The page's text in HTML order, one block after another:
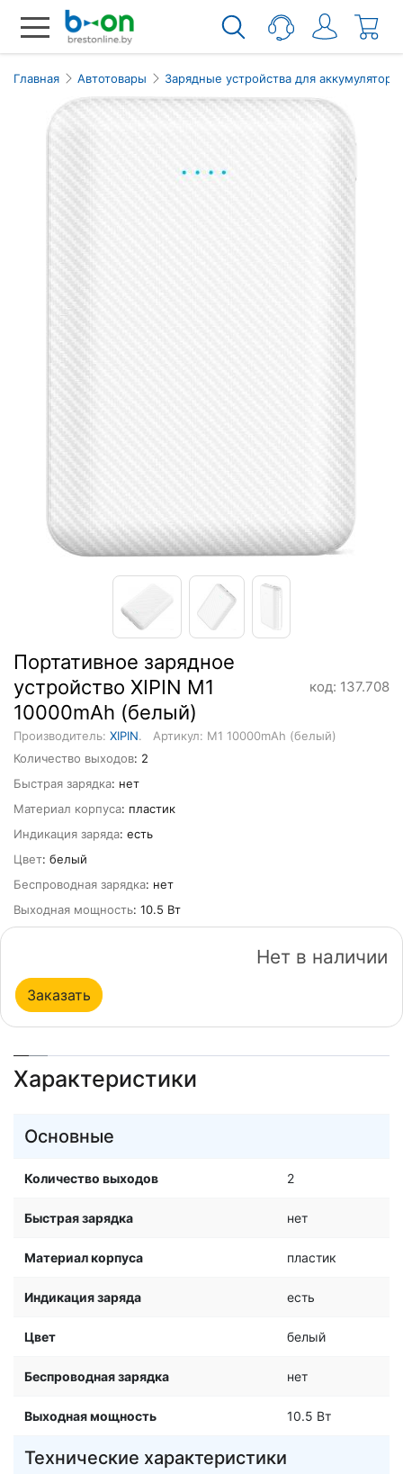
Главная Автотовары Зарядные устройства для
Портативное зарядное
устройство XIPIN M1
10000mAh (белый)
код: 137.708
Производитель: XIPIN.
Артикул: M1 10000mAh (белый)
Количество выходов: 2
Быстрая зарядка: нет
Материал корпуса: пластик
Индикация заряда: есть
Цвет: белый
Беспроводная зарядка: нет
Выходная мощность: 10.5 Вт
Нет в наличии
Заказать
Характеристики
Основные
Количество выходов 2
Быстрая зарядка нет
Материал корпуса пластик
Индикация заряда есть
Цвет белый
Беспроводная зарядка нет
Выходная мощность 10.5 Вт
Технические характеристики